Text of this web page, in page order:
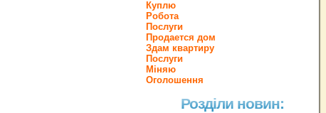
Куплю
Робота
Послуги
Продается дом
Здам квартиру
Послуги
Міняю
Оголошення
Розділи новин: